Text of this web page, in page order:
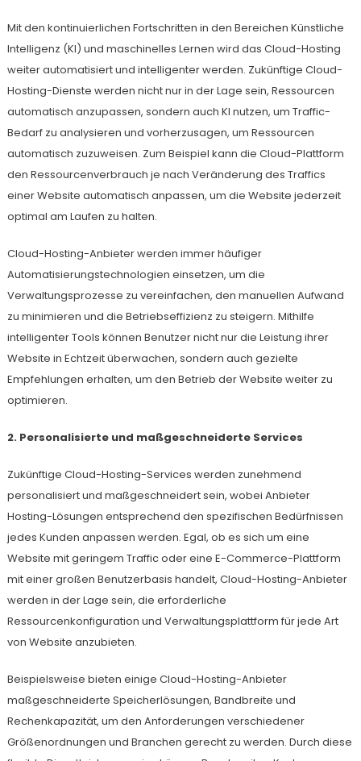
Mit den kontinuierlichen Fortschritten in den Bereichen Künstliche
Intelligenz (KI) und maschinelles Lernen wird das Cloud-Hosting
weiter automatisiert und intelligenter werden. Zukünftige Cloud-
Hosting-Dienste werden nicht nur in der Lage sein, Ressourcen
automatisch anzupassen, sondern auch KI nutzen, um Traffic-
Bedarf zu analysieren und vorherzusagen, um Ressourcen
automatisch zuzuweisen. Zum Beispiel kann die Cloud-Plattform
den Ressourcenverbrauch je nach Veränderung des Traffics
einer Website automatisch anpassen, um die Website jederzeit
optimal am Laufen zu halten.
Cloud-Hosting-Anbieter werden immer häufiger
Automatisierungstechnologien einsetzen, um die
Verwaltungsprozesse zu vereinfachen, den manuellen Aufwand
zu minimieren und die Betriebseffizienz zu steigern. Mithilfe
intelligenter Tools können Benutzer nicht nur die Leistung ihrer
Website in Echtzeit überwachen, sondern auch gezielte
Empfehlungen erhalten, um den Betrieb der Website weiter zu
optimieren.
2. Personalisierte und maßgeschneiderte Services
Zukünftige Cloud-Hosting-Services werden zunehmend
personalisiert und maßgeschneidert sein, wobei Anbieter
Hosting-Lösungen entsprechend den spezifischen Bedürfnissen
jedes Kunden anpassen werden. Egal, ob es sich um eine
Website mit geringem Traffic oder eine E-Commerce-Plattform
mit einer großen Benutzerbasis handelt, Cloud-Hosting-Anbieter
werden in der Lage sein, die erforderliche
Ressourcenkonfiguration und Verwaltungsplattform für jede Art
von Website anzubieten.
Beispielsweise bieten einige Cloud-Hosting-Anbieter
maßgeschneiderte Speicherlösungen, Bandbreite und
Rechenkapazität, um den Anforderungen verschiedener
Größenordnungen und Branchen gerecht zu werden. Durch diese